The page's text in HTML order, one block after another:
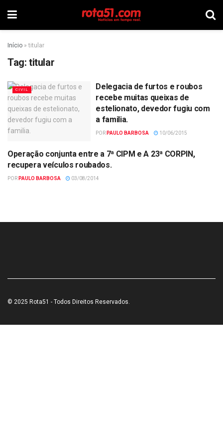
Início »titular
Tag: titular
CIVIL
Delegacia de furtos e roubos
recebe muitas queixas de
estelionato, devedor fugiu com
a familia.
POR PAULO BARBOSA 10/06/2015
POLÍCIA
Operação conjunta entre a 7ª CIPM e A 23ª CORPIN,
recupera veículos roubados.
POR PAULO BARBOSA 03/08/2014
© 2025 Rota51 - Todos Direitos Reservados.